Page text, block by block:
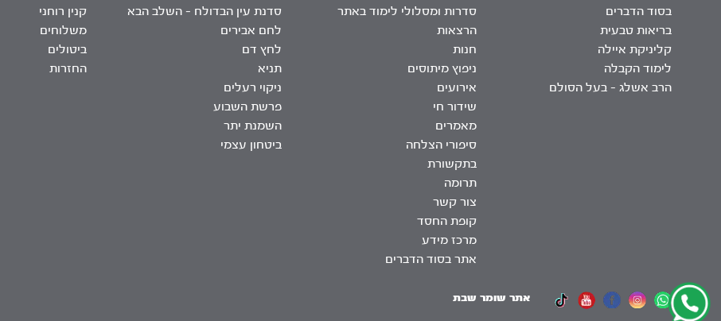
בסוד הדברים
בריאות טבעית
קליניקת איילה
לימוד הקבלה
הרב אשלג – בעל הסולם
סדרות ומסלולי לימוד באתר
הרצאות
חנות
ניפוץ מיתוסים
אירועים
שידור חי
מאמרים
סיפורי הצלחה
בתקשורת
תרומה
צור קשר
קופת החסד
מרכז מידע
אתר בסוד הדברים
סדנת עין הבדולח – השלב הבא
לחם אבירים
לחץ דם
תניא
ניקוי רעלים
פרשת השבוע
השמנת יתר
ביטחון עצמי
קנין רוחני
משלוחים
ביטולים
החזרות
אתר שומר שבת